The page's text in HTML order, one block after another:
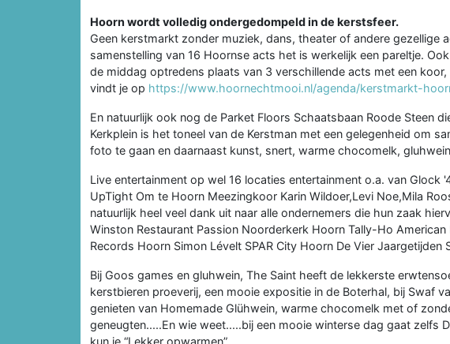
Hoorn wordt volledig ondergedompeld in de kerstsfeer.
Geen kerstmarkt zonder muziek, dans, theater of andere gezellige
samenstelling van 16 Hoornse acts het is werkelijk een pareltje.
de middag optredens plaats van 3 verschillende acts met een
vindt je op https://www.hoornechtmooi.nl/agenda/kerstmarkt-
En natuurlijk ook nog de Parket Floors Schaatsbaan Roode Steen
Kerkplein is het toneel van de Kerstman met een gelegenheid om
foto te gaan en daarnaast kunst, snert, warme chocomelk,
Live entertainment op wel 16 locaties entertainment o.a. van Glock
UpTight Om te Hoorn Meezingkoor Karin Wildoer,Levi Noe,Mila
natuurlijk heel veel dank uit naar alle ondernemers die hun zaak
Winston Restaurant Passion Noorderkerk Hoorn Tally-Ho
Records Hoorn Simon Lévelt SPAR City Hoorn De Vier Jaargetijden
Bij Goos games en gluhwein, The Saint heeft de lekkerste
kerstbieren proeverij, een mooie expositie in de Boterhal, bij Swaf
genieten van Homemade Glühwein, warme chocomelk met of
geneugten.....En wie weet.....bij een mooie winterse dag gaat zelfs
kun je “Lekker opwarmen”